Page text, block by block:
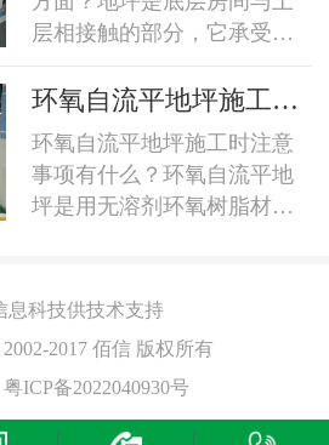
天，在规定的温湿度条件下
布条插去地表面所有尘物，
电...
维交联涂层。具有：1、良好
的耐磨性能；2、良好的抗碾
压性能；3、优异的防渗透性
能；4、中等条件下的防腐蚀
性能；5、附着力良好，保证
了涂层不龟裂、不脱落；6、
外观平滑整洁，便于清洁维
层相接触的部分，它承受底
定的强度和刚度，并具有防
潮、防水、保暖、耐磨的性
能。地层和建筑物室外场地
有密切的关系，要处理好地
坪与平台、台阶及建筑物沿
地坪适用于一些对于卫生条
件要求比较高的场所比如说
医院地面、食品厂车间地
环氧自流平地坪施工时
注意事项有什么？
环氧自流平地坪施工时注意
事项有什么？环氧自流平地
坪是用无溶剂环氧树脂材料
酸碱，抗老化，免维护，环
坪，被广泛使用于许多洁净
工厂，无尘车间，无菌车间
等地面装饰。1、施工温度
息科技供技术支持
2017 佰信 版权所有
粤ICP备2022040930号